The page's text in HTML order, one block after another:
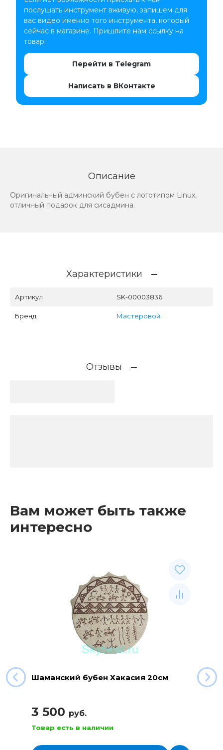
послушать инструмент вживую, запишем для
вас видео именно того инструмента, который
сейчас в магазине. Пришлите нам ссылку на
товар:
Перейти в Telegram
Написать в ВКонтакте
Описание
Оригинальный админский бубен с логотипом Linux,
отличный подарок для сисадмина.
Характеристики
Артикул SK-00003836
Бренд Мастеровой
Отзывы
Вам может быть также
интересно
Шаманский бубен Хакасия 20см
3 500 руб.
Товар есть в наличии